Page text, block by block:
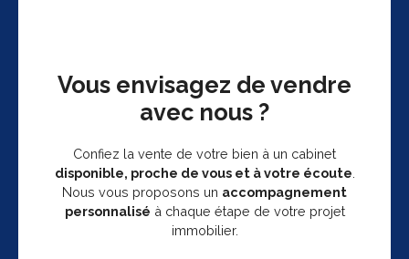
Vous envisagez de vendre
avec nous ?
Confiez la vente de votre bien à un cabinet
disponible, proche de vous et à votre écoute
Nous vous proposons un accompagnement
personnalisé à chaque étape de votre projet
immobilier.